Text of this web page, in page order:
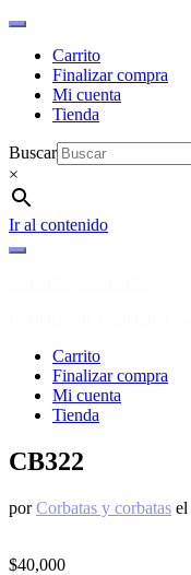
Carrito
Finalizar compra
Mi cuenta
Tienda
Buscar
×
Ir al contenido
Carrito
Finalizar compra
Mi cuenta
Tienda
CB322
porCorbatas y corbatas el
$40,000